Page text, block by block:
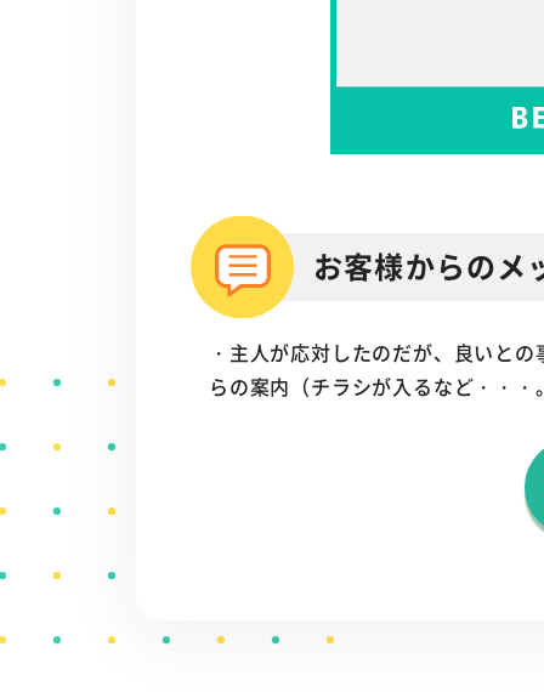
お客様からのメ
・主人が応対したのだが、良いと
らの案内（チラシが入るなど・・